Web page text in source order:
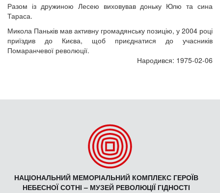
Разом із дружиною Лесею виховував доньку Юлю та сина
Тараса.
Микола Паньків мав активну громадянську позицію, у 2004 році
приїздив до Києва, щоб приєднатися до учасників
Помаранчевої революції.
Народився: 1975-02-06
НАЦІОНАЛЬНИЙ МЕМОРІАЛЬНИЙ КОМПЛЕКС ГЕРОЇВ
НЕБЕСНОЇ СОТНІ – МУЗЕЙ РЕВОЛЮЦІЇ ГІДНОСТІ